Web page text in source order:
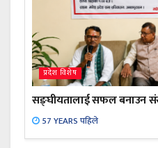
प्रदेश विशेष
सङ्घीयतालाई सफल बनाउन
57 YEARS पहिले